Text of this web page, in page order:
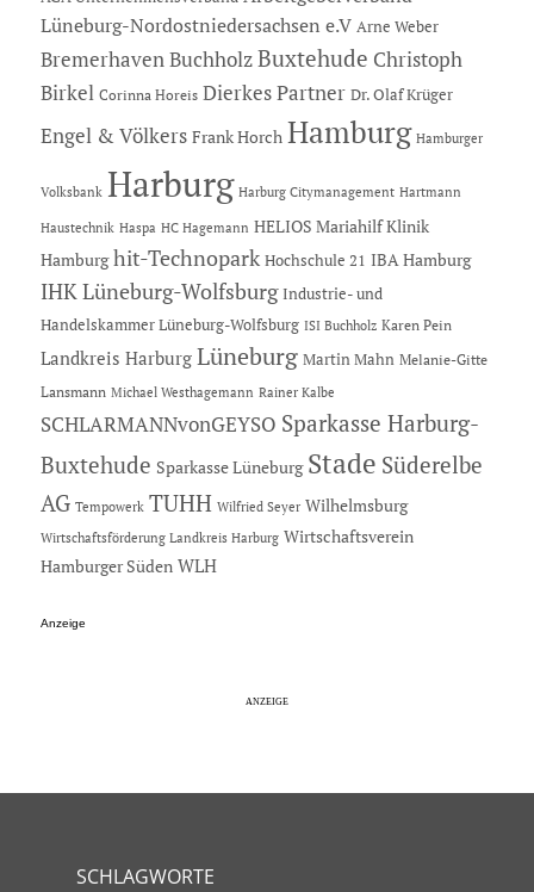
Lüneburg-Nordostniedersachsen e.V Arne Weber
Bremerhaven Buchholz Buxtehude Christoph
Birkel Corinna Horeis Dierkes Partner Dr. Olaf Krüger
Engel & Völkers Frank Horch Hamburg Hamburger
Volksbank Harburg Harburg Citymanagement Hartmann
Haustechnik Haspa HC Hagemann HELIOS Mariahilf Klinik
Hamburg hit-Technopark Hochschule 21 IBA Hamburg
IHK Lüneburg-Wolfsburg Industrie- und
Handelskammer Lüneburg-Wolfsburg ISI Buchholz Karen Pein
Landkreis Harburg Lüneburg Martin Mahn Melanie-Gitte
Lansmann Michael Westhagemann Rainer Kalbe
SCHLARMANNvonGEYSO Sparkasse Harburg-
Buxtehude Sparkasse Lüneburg Stade Süderelbe
AG Tempowerk TUHH Wilfried Seyer Wilhelmsburg
Wirtschaftsförderung Landkreis Harburg Wirtschaftsverein
Hamburger Süden WLH
Anzeige
SCHLAGWORTE